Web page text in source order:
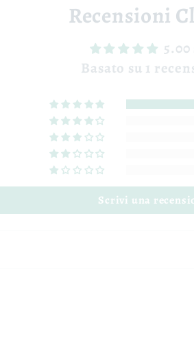
Recensioni
5.00
Basato su 1
Scrivi una